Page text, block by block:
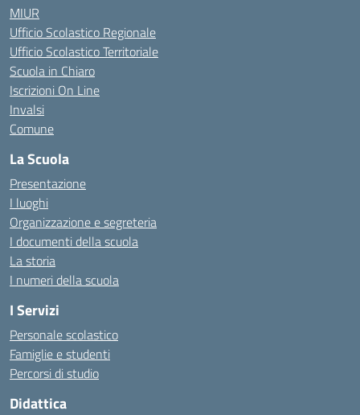
MIUR
Ufficio Scolastico Regionale
Ufficio Scolastico Territoriale
Scuola in Chiaro
Iscrizioni On Line
Invalsi
Comune
La Scuola
Presentazione
I luoghi
Organizzazione e segreteria
I documenti della scuola
La storia
I numeri della scuola
I Servizi
Personale scolastico
Famiglie e studenti
Percorsi di studio
Didattica